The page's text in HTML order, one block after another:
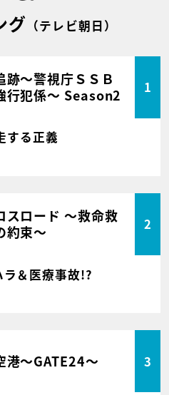
グ （テレビ朝日）
跡～警視庁ＳＳＢ
行犯係～ Season2
1
る正義
スロード ～救命救
約束～
2
＆医療事故!?
港～GATE24～ 3